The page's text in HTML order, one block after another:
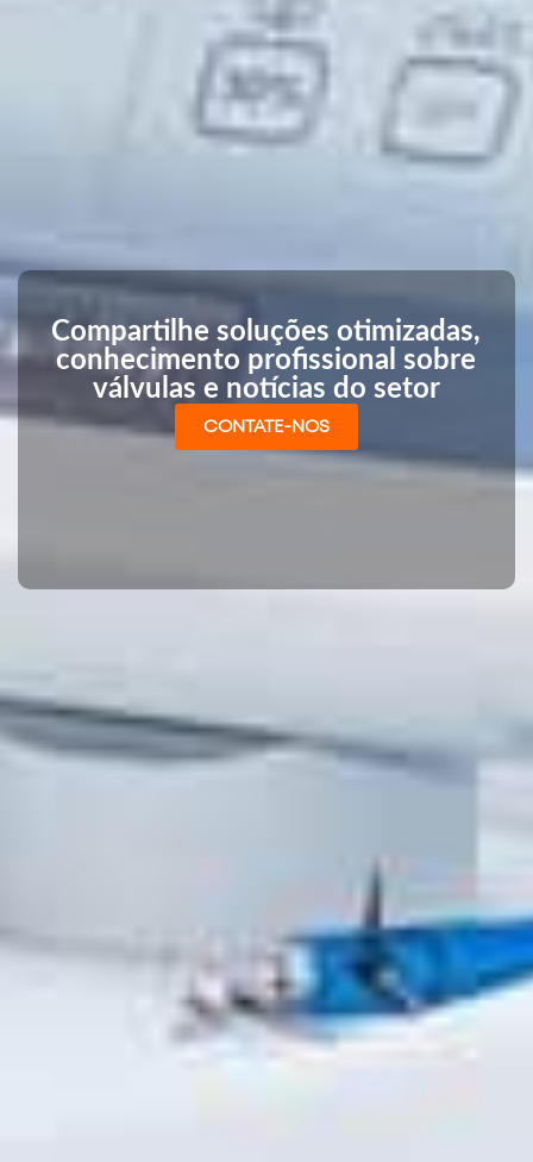
Compartilhe soluções otimizadas,
conhecimento profissional sobre
válvulas e notícias do setor
CONTATE-NOS